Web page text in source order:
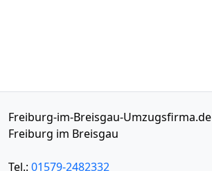
Freiburg-im-Breisgau-Umzugsfirma.de
Freiburg im Breisgau
Tel.: 01579-2482332